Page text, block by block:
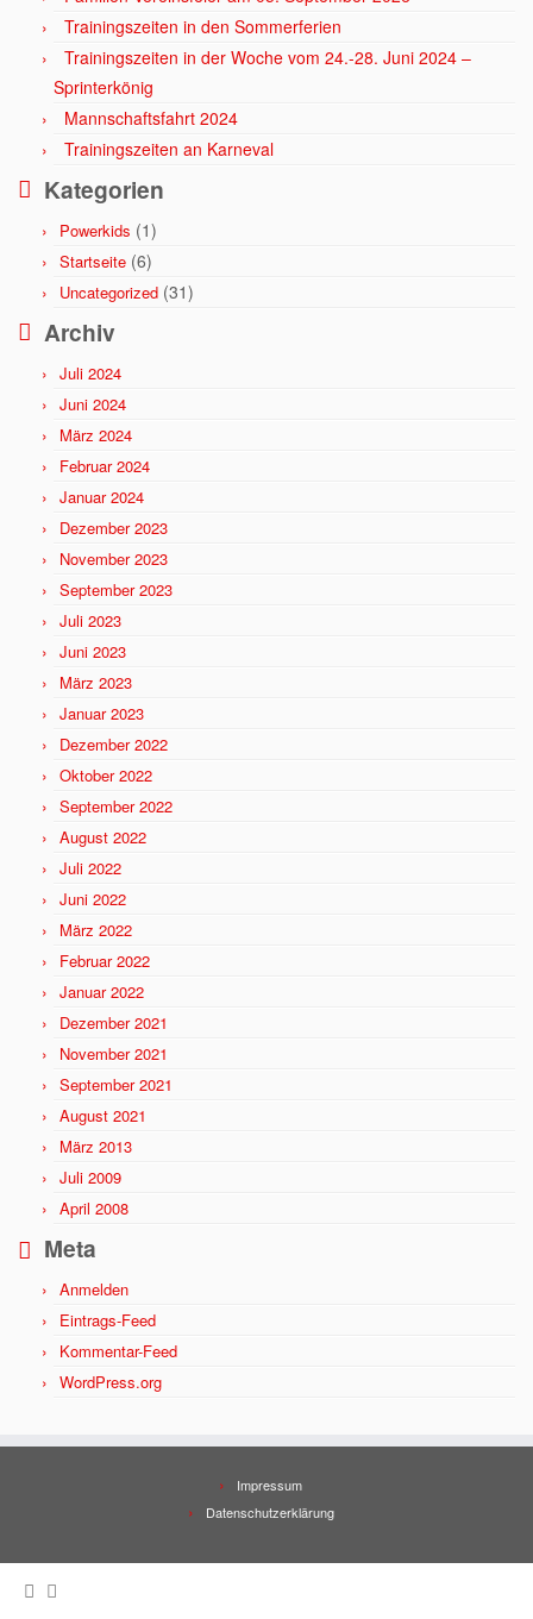
Trainingszeiten in den Sommerferien
Trainingszeiten in der Woche vom 24.-28. Juni 2024 –
Sprinterkönig
Mannschaftsfahrt 2024
Trainingszeiten an Karneval
Kategorien
Powerkids (1)
Startseite (6)
Uncategorized (31)
Archiv
Juli 2024
Juni 2024
März 2024
Februar 2024
Januar 2024
Dezember 2023
November 2023
September 2023
Juli 2023
Juni 2023
März 2023
Januar 2023
Dezember 2022
Oktober 2022
September 2022
August 2022
Juli 2022
Juni 2022
März 2022
Februar 2022
Januar 2022
Dezember 2021
November 2021
September 2021
August 2021
März 2013
Juli 2009
April 2008
Meta
Anmelden
Eintrags-Feed
Kommentar-Feed
WordPress.org
Impressum
Datenschutzerklärung